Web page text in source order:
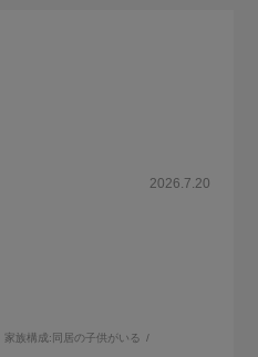
2026.7.20
家族構成: 同居の子供がいる